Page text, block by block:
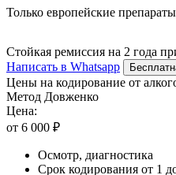
Только европейские
Стойкая ремиссия на 2 года
Написать в Whatsapp
Цены на кодирование от
Метод Довженко
Цена:
от 6 000 ₽
Осмотр, диагностика
Срок кодирования от 1